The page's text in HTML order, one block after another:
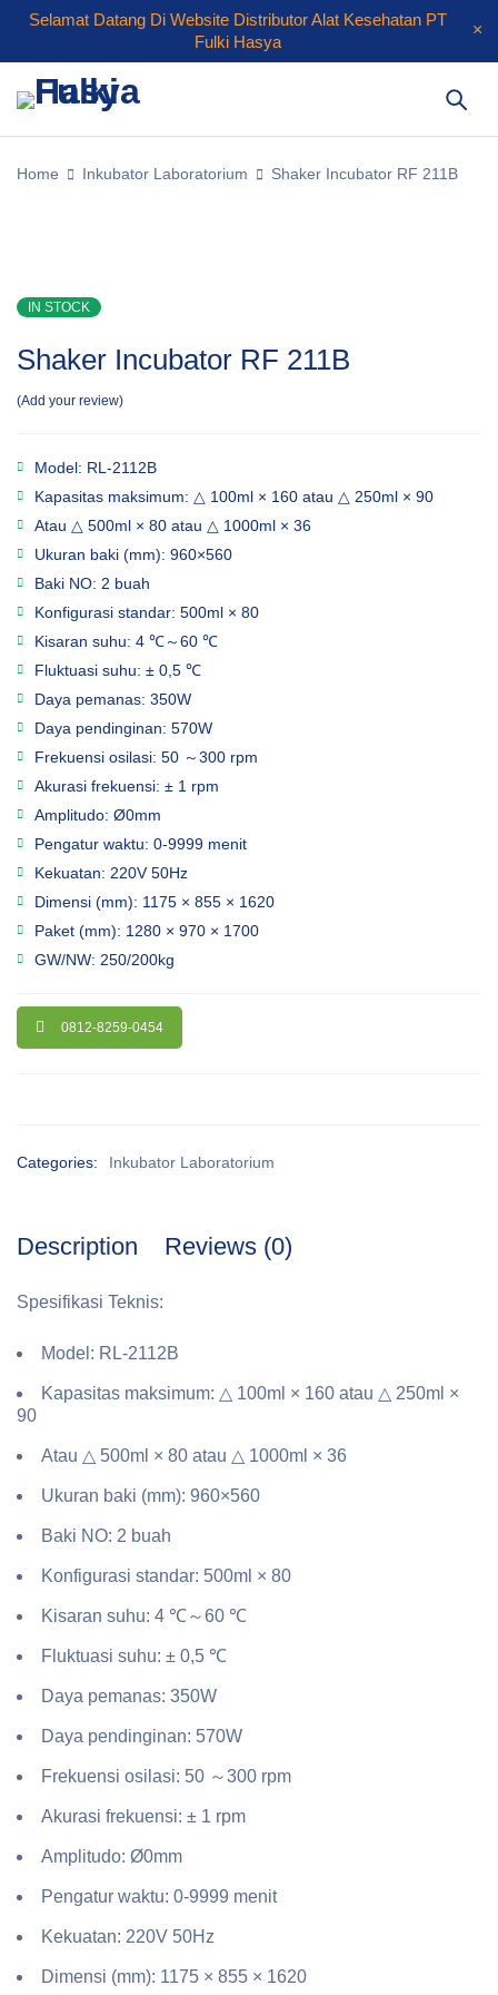
Selamat Datang Di Website Distributor Alat Kesehatan PT
Fulki Hasya
Home Inkubator Laboratorium Shaker Incubator RF 211B
IN STOCK
Shaker Incubator RF 211B
Add your review
Model: RL-2112B
Kapasitas maksimum: △ 100ml × 160 atau △ 250ml × 90
Atau △ 500ml × 80 atau △ 1000ml × 36
Ukuran baki (mm): 960×560
Baki NO: 2 buah
Konfigurasi standar: 500ml × 80
Kisaran suhu: 4 ℃～60 ℃
Fluktuasi suhu: ± 0,5 ℃
Daya pemanas: 350W
Daya pendinginan: 570W
Frekuensi osilasi: 50 ～300 rpm
Akurasi frekuensi: ± 1 rpm
Amplitudo: Ø0mm
Pengatur waktu: 0-9999 menit
Kekuatan: 220V 50Hz
Dimensi (mm): 1175 × 855 × 1620
Paket (mm): 1280 × 970 × 1700
GW/NW: 250/200kg
0812-8259-0454
Categories: Inkubator Laboratorium
Description Reviews (0)
Spesifikasi Teknis:
Model: RL-2112B
Kapasitas maksimum: △ 100ml × 160 atau △ 250ml ×
90
Atau △ 500ml × 80 atau △ 1000ml × 36
Ukuran baki (mm): 960×560
Baki NO: 2 buah
Konfigurasi standar: 500ml × 80
Kisaran suhu: 4 ℃～60 ℃
Fluktuasi suhu: ± 0,5 ℃
Daya pemanas: 350W
Daya pendinginan: 570W
Frekuensi osilasi: 50 ～300 rpm
Akurasi frekuensi: ± 1 rpm
Amplitudo: Ø0mm
Pengatur waktu: 0-9999 menit
Kekuatan: 220V 50Hz
Dimensi (mm): 1175 × 855 × 1620